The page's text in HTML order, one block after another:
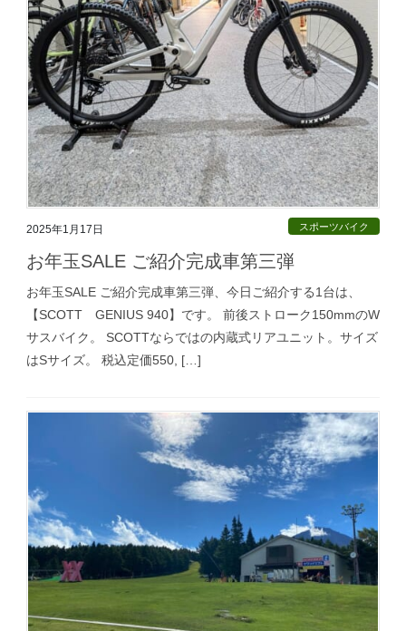
2025年1月17日 スポーツバイク
お年玉SALE ご紹介完成車第三弾
お年玉SALE ご紹介完成車第三弾、今日ご紹介する1台は、
【SCOTT GENIUS 940】です。 前後ストローク150mmのW
サスバイク。 SCOTTならではの内蔵式リアユニット。サイズ
はSサイズ。 税込定価550, […]